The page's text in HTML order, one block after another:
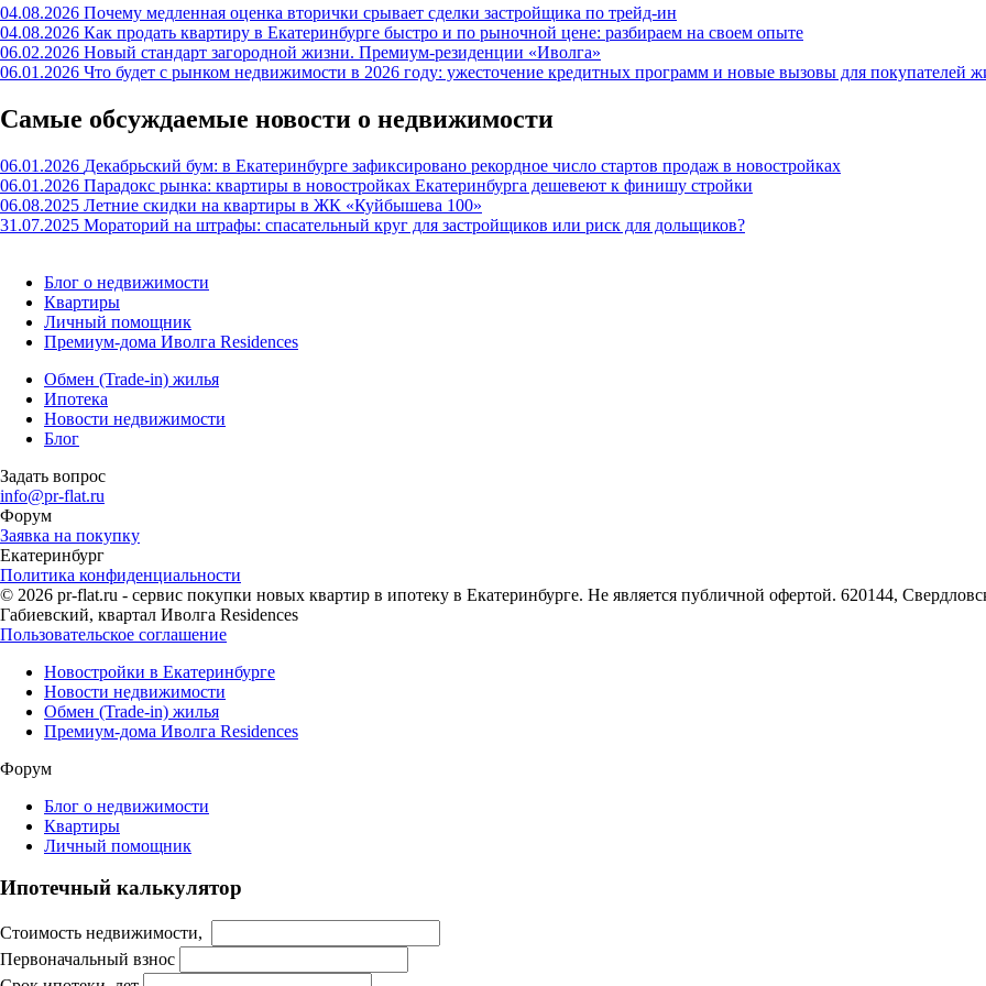
04.08.2026 Почему медленная оценка вторички срывает сделки застройщика по трейд-ин
04.08.2026 Как продать квартиру в Екатеринбурге быстро и по рыночной цене: разбираем на своем опыте
06.02.2026 Новый стандарт загородной жизни. Премиум-резиденции «Иволга»
06.01.2026 Что будет с рынком недвижимости в 2026 году: ужесточение кредитных программ и новые вызовы для покупателей
Самые обсуждаемые новости о недвижимости
06.01.2026 Декабрьский бум: в Екатеринбурге зафиксировано рекордное число стартов продаж в новостройках
06.01.2026 Парадокс рынка: квартиры в новостройках Екатеринбурга дешевеют к финишу стройки
06.08.2025 Летние скидки на квартиры в ЖК «Куйбышева 100»
31.07.2025 Мораторий на штрафы: спасательный круг для застройщиков или риск для дольщиков?
Блог о недвижимости
Квартиры
Личный помощник
Премиум-дома Иволга Residences
Обмен (Trade-in) жилья
Ипотека
Новости недвижимости
Блог
Задать вопрос
info@pr-flat.ru
Форум
Заявка на покупку
Екатеринбург
Политика конфиденциальности
© 2026 pr-flat.ru - сервис покупки новых квартир в ипотеку в Екатеринбурге. Не является публичной офертой. 620144,
Габиевский, квартал Иволга Residences
Пользовательское соглашение
Новостройки в Екатеринбурге
Новости недвижимости
Обмен (Trade-in) жилья
Премиум-дома Иволга Residences
Форум
Блог о недвижимости
Квартиры
Личный помощник
Ипотечный калькулятор
Стоимость недвижимости,
Первоначальный взнос